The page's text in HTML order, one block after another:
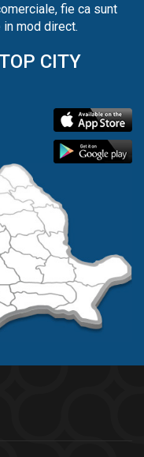
fie ca sunt
mod direct.
CITY